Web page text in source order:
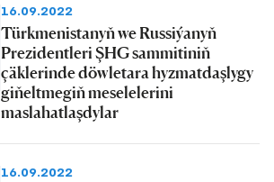
16.09.2022
Türkmenistanyň we Russiýanyň
Prezidentleri ŞHG sammitiniň
çäklerinde döwletara hyzmatdaşlygy
giňeltmegiň meselelerini
maslahatlaşdylar
16.09.2022